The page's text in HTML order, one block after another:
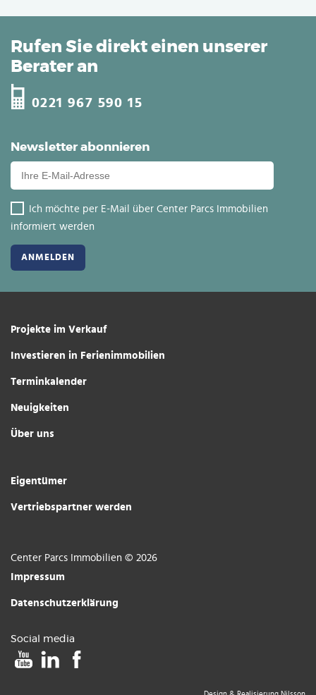
Newsletter abonnieren
Ich möchte per E-Mail über Center Parcs Immobilien
informiert werden
Rufen Sie direkt einen unserer
Berater an
0221 967 590 15
Projekte im Verkauf
Investieren in Ferienimmobilien
Terminkalender
Neuigkeiten
Über uns
Eigentümer
Vertriebspartner werden
Center Parcs Immobilien © 2026
Impressum
Datenschutzerklärung
Social media